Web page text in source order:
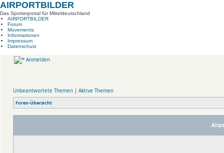
AIRPORTBILDER
Das Spotterportal für Mitteldeutschland
AIRPORTBILDER
Forum
Movements
Informationen
Impressum
Datenschutz
Anmelden
Unbeantwortete Themen | Aktive Themen
Foren-Übersicht